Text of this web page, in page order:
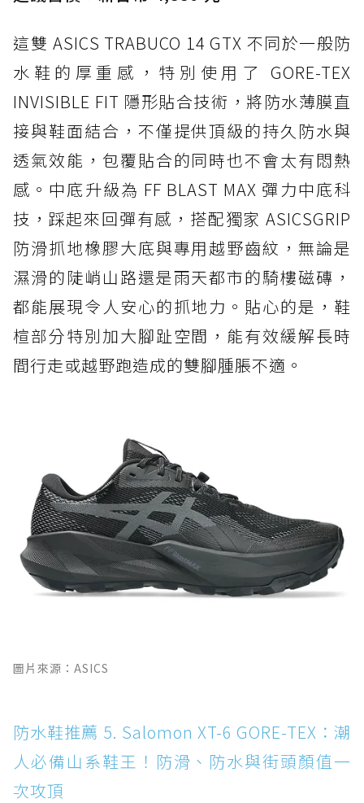
這雙 ASICS TRABUCO 14 GTX 不同於一般防
水鞋的厚重感，特別使用了 GORE-TEX
INVISIBLE FIT 隱形貼合技術，將防水薄膜直
接與鞋面結合，不僅提供頂級的持久防水與
透氣效能，包覆貼合的同時也不會太有悶熱
感。中底升級為 FF BLAST MAX 彈力中底科
技，踩起來回彈有感，搭配獨家 ASICSGRIP
防滑抓地橡膠大底與專用越野齒紋，無論是
濕滑的陡峭山路還是雨天都市的騎樓磁磚，
都能展現令人安心的抓地力。貼心的是，鞋
楦部分特別加大腳趾空間，能有效緩解長時
間行走或越野跑造成的雙腳腫脹不適。
圖片來源：ASICS
防水鞋推薦 5. Salomon XT-6 GORE-TEX：潮
人必備山系鞋王！防滑、防水與街頭顏值一
次攻頂